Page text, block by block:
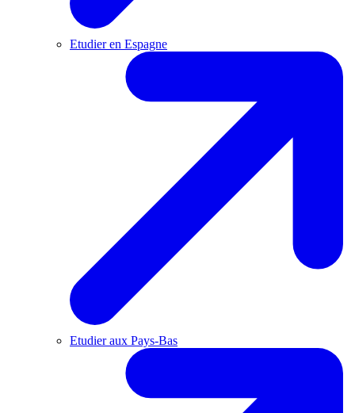
Etudier en Espagne
Etudier aux Pays-Bas